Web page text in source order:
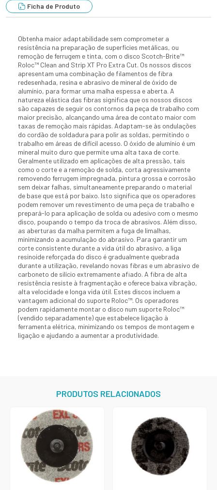
Ficha de Produto
Obtenha maior adaptabilidade sem comprometer a
resistência na preparação de superfícies metálicas, ou
remoção de ferrugem e tinta, com o disco Scotch-Brite™
Roloc™ Clean and Strip XT Pro Extra Cut. Os nossos discos
apresentam uma combinação de filamentos de fibra
redesenhada, resina e abrasivo de mineral de óxido de
alumínio, para formar uma malha espessa e aberta. A
natureza elástica das fibras significa que os nossos discos
são capazes de seguir os contornos da peça de trabalho com
maior precisão, alcançando uma área de contato maior com
taxas de remoção mais rápidas. Adaptam-se às ondulações
do cordão de soldadura para polir as soldas, permitindo o
trabalho em áreas de difícil acesso. O óxido de alumínio é um
mineral muito duro que permite uma alta taxa de corte.
Geralmente utilizado em aplicações de alta pressão, tais
como o corte e a remoção de solda, corta agressivamente
removendo ferrugem impregnada, pintura grossa e corrosão
sem deixar falhas, simultaneamente preparando o material
de base que está por baixo. Isto significa que os operadores
podem remover um revestimento de uma peça de trabalho e
prepará-lo para aplicação de solda ou adesivo com o mesmo
disco, poupando o tempo da troca de abrasivos. Além disso,
as aberturas da malha permitem a fuga de limalhas,
minimizando a acumulação do abrasivo. Para garantir um
corte consistente durante a vida útil do abrasivo, a liga
resinoide reforçada do disco é gradualmente quebrada
durante a utilização, revelando novas fibras e um abrasivo de
carboneto de silício extremamente afiado. A fibra de alta
resistência resiste à fragmentação e oferece baixa vibração,
alta velocidade e longa vida útil. Estes discos incluem a
vantagem adicional do suporte Roloc™. Os operadores
podem rapidamente montar o disco num suporte Roloc™
(vendido separadamente) que estabelece ligação à
ferramenta elétrica, minimizando os tempos de montagem e
ligação e ajudando a aumentar a produtividade.
PRODUTOS RELACIONADOS